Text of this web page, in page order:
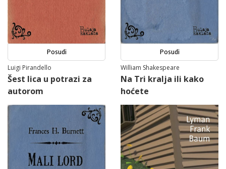
Posudi
Luigi Pirandello
Šest lica u potrazi za
autorom
Posudi
William Shakespeare
Na Tri kralja ili kako
hoćete